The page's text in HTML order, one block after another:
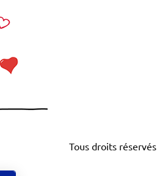
Tous droits réservés